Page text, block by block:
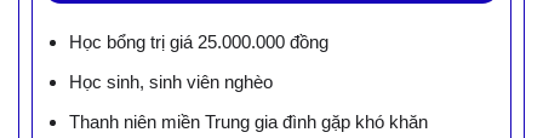
Học bổng trị giá 25.000.000 đồng
Học sinh, sinh viên nghèo
Thanh niên miền Trung gia đình gặp khó khăn